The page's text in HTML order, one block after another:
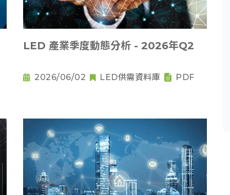
LED 產業季度動態分析 - 2026年Q2
2026/06/02 LED供需資料庫 PDF